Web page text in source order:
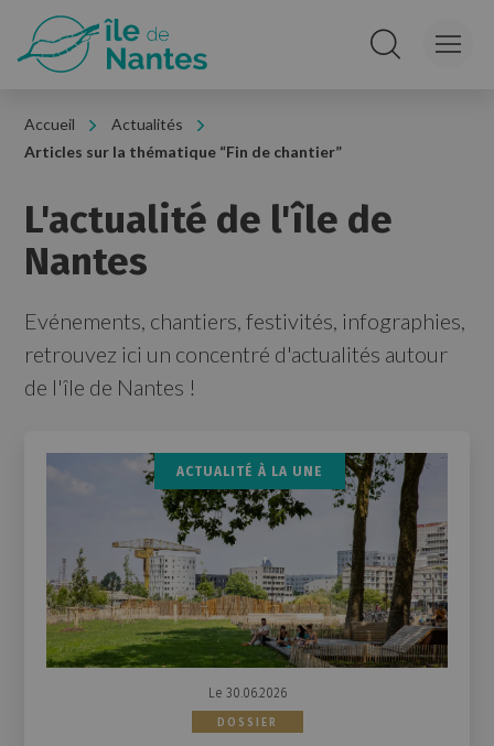
Accueil
Actualités
Articles sur la thématique “Fin de chantier”
L'actualité de l'île de
Nantes
Evénements, chantiers, festivités, infographies,
retrouvez ici un concentré d'actualités autour
de l'île de Nantes !
ACTUALITÉ À LA UNE
Le 30.06.2026
DOSSIER
Panneau de gestion des cookies